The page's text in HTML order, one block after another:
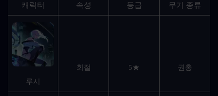
캐릭터 속성 등급 무기 종류
루시
회절 5★ 권총